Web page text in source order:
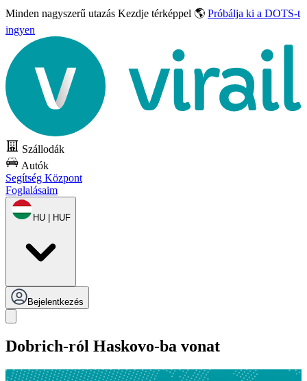
Minden nagyszerű utazás Kezdje térképpel 🌎 Próbálja ki a DOTS-t
ingyen
Szállodák
Autók
Segítség Központ
Foglalásaim
HU | HUF
Bejelentkezés
Dobrich-ról Haskovo-ba vonat